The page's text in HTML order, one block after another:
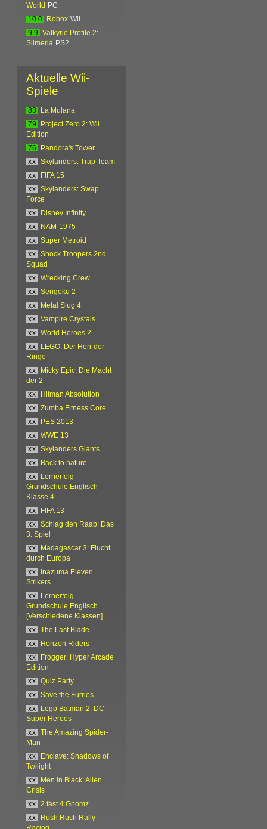
World
PC
10.0
Robox Wii
9.9
Valkyrie Profile 2:
Silmeria PS2
Aktuelle Wii-
Spiele
83
La Mulana
79
Project Zero 2: Wii
Edition
76
Pandora's Tower
xx
Skylanders: Trap Team
xx
FIFA 15
xx
Skylanders: Swap
Force
xx
Disney Infinity
xx
NAM-1975
xx
Super Metroid
xx
Shock Troopers 2nd
Squad
xx
Wrecking Crew
xx
Sengoku 2
xx
Metal Slug 4
xx
Vampire Crystals
xx
World Heroes 2
xx
LEGO: Der Herr der
Ringe
xx
Micky Epic: Die Macht
der 2
xx
Hitman Absolution
xx
Zumba Fitness Core
xx
PES 2013
xx
WWE 13
xx
Skylanders Giants
xx
Back to nature
xx
Lernerfolg
Grundschule Englisch
Klasse 4
xx
FIFA 13
xx
Schlag den Raab: Das
3. Spiel
xx
Madagascar 3: Flucht
durch Europa
xx
Inazuma Eleven
Strikers
xx
Lernerfolg
Grundschule Englisch
[Verschiedene Klassen]
xx
The Last Blade
xx
Horizon Riders
xx
Frogger: Hyper Arcade
Edition
xx
Quiz Party
xx
Save the Furries
xx
Lego Batman 2: DC
Super Heroes
xx
The Amazing Spider-
Man
xx
Enclave: Shadows of
Twilight
xx
Men in Black: Alien
Crisis
xx
2 fast 4 Gnomz
xx
Rush Rush Rally